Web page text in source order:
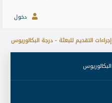
دخول
إجراءات التقديم للبعثة - درجة البكالوريوس